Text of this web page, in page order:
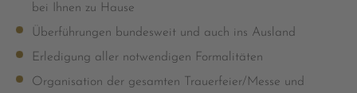
bei Ihnen zu Hause
Überführungen bundesweit und auch ins Ausland
Erledigung aller notwendigen Formalitäten
Organisation der gesamten Trauerfeier/Messe und